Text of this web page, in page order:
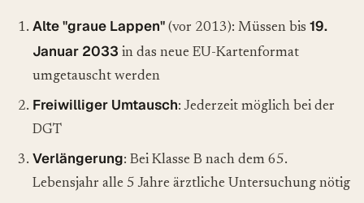
Alte "graue Lappen" (vor 2013): Müssen bis 19.
Januar 2033 in das neue EU-Kartenformat
umgetauscht werden
Freiwilliger Umtausch: Jederzeit möglich bei der
DGT
Verlängerung: Bei Klasse B nach dem 65.
Lebensjahr alle 5 Jahre ärztliche Untersuchung nötig